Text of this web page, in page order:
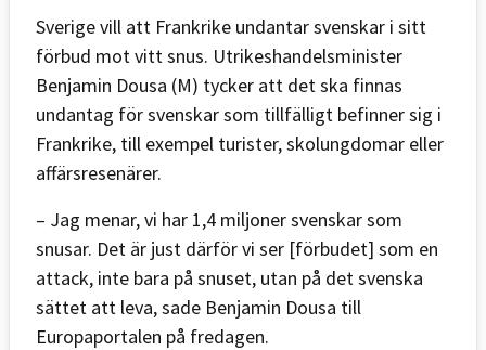
Sverige vill att Frankrike undantar svenskar i sitt
förbud mot vitt snus. Utrikeshandelsminister
Benjamin Dousa (M) tycker att det ska finnas
undantag för svenskar som tillfälligt befinner sig i
Frankrike, till exempel turister, skolungdomar eller
affärsresenärer.
– Jag menar, vi har 1,4 miljoner svenskar som
snusar. Det är just därför vi ser [förbudet] som en
attack, inte bara på snuset, utan på det svenska
sättet att leva, sade Benjamin Dousa till
Europaportalen på fredagen.